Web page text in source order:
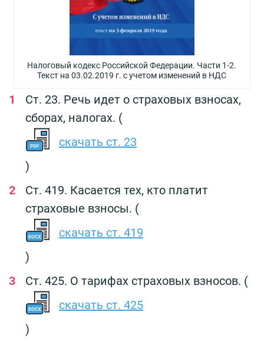
Налоговый кодекс Российской Федерации. Части 1-2.
Текст на 03.02.2019 г. с учетом изменений в НДС
Ст. 23. Речь идет о страховых взносах,
сборах, налогах. (
скачать ст. 23
)
Ст. 419. Касается тех, кто платит
страховые взносы. (
скачать ст. 419
)
Ст. 425. О тарифах страховых взносов. (
скачать ст. 425
)